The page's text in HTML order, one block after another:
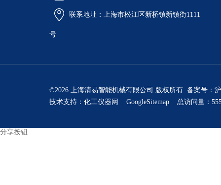
联系地址：上海市松江区新桥镇新镇街1111
号
©2026 上海清易智能机械有限公司 版权所有 备案号：
技术支持： 化工仪器网 GoogleSitemap 总访问量：
分享按钮